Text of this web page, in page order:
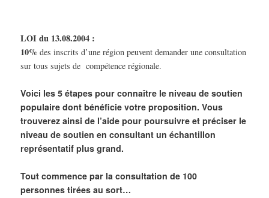
LOI du 13.08.2004 :
10% des inscrits d’une région peuvent demander une consultation
sur tous sujets de compétence régionale.
Voici les 5 étapes pour connaître le niveau de soutien
populaire dont bénéficie votre proposition.Vous
trouverez ainsi de l’aide pour poursuivre et préciser le
niveau de soutien en consultant un échantillon
représentatif plus grand.
Tout commence par la consultation de 100
personnestirées au sort…